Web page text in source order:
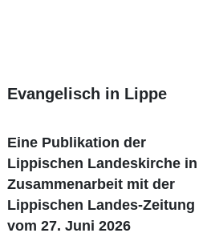
Evangelisch in Lippe
Eine Publikation der
Lippischen Landeskirche in
Zusammenarbeit mit der
Lippischen Landes-Zeitung
vom 27. Juni 2026